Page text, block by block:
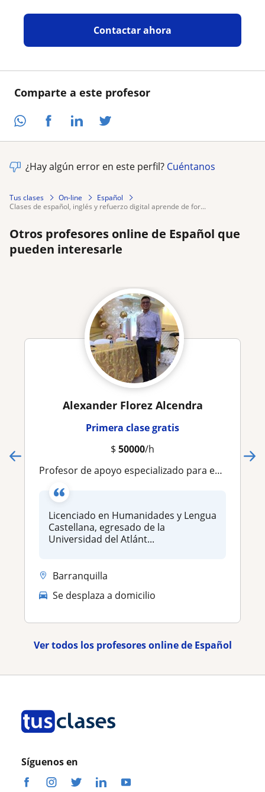
Comparte a este profesor
Contactar ahora
¿Hay algún error en este perfil? Cuéntanos
Tus clases On-line
Español
clases de español, inglés y refuerzo digital aprende de for...
Otros profesores online de Español que
pueden interesarle
Alexander Florez Alcendra
Primera clase gratis
$ 50000/h
Profesor de apoyo especializado para estudiantes que tengan dificultades en la asignatura de Español o comprensión lectora
Licenciado en Humanidades y Lengua
Castellana, egresado de la
Universidad del Atlánt...
Barranquilla
Se desplaza a domicilio
Ver todos los profesores online de Español
Síguenos en